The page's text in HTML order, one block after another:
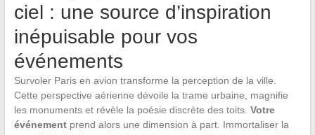
ciel : une source d’inspiration
inépuisable pour vos
événements
Survoler Paris en avion transforme la perception de la ville.
Cette perspective aérienne dévoile la trame urbaine, magnifie
les monuments et révèle la poésie discrète des toits. Votre
événementprend alors une dimension à part. Immortaliser la